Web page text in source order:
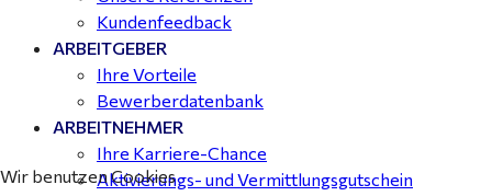
Kundenfeedback
ARBEITGEBER
Ihre Vorteile
Bewerberdatenbank
ARBEITNEHMER
Ihre Karriere-Chance
Aktivierungs- und Vermittlungsgutschein
Wir benutzen Cookies